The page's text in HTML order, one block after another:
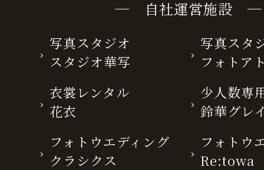
─ 自社運営施設 ─
写真スタジオ
スタジオ華写
写真スタ
フォトア
衣裳レンタル
花衣
少人数専
鈴華グレ
フォトウエディング
クラシクス
フォトウ
Re:towa